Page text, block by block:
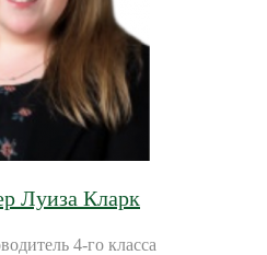
Луиза Кларк
4-го класса